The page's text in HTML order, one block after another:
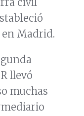
Madrid.
llevó
muchas